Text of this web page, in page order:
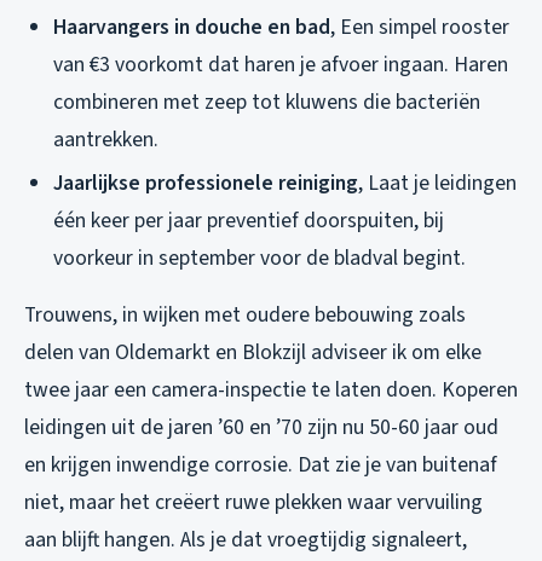
Haarvangers in douche en bad, Een simpel rooster
van €3 voorkomt dat haren je afvoer ingaan. Haren
combineren met zeep tot kluwens die bacteriën
aantrekken.
Jaarlijkse professionele reiniging, Laat je leidingen
één keer per jaar preventief doorspuiten, bij
voorkeur in september voor de bladval begint.
Trouwens, in wijken met oudere bebouwing zoals
delen van Oldemarkt en Blokzijl adviseer ik om elke
twee jaar een camera-inspectie te laten doen. Koperen
leidingen uit de jaren ’60 en ’70 zijn nu 50-60 jaar oud
en krijgen inwendige corrosie. Dat zie je van buitenaf
niet, maar het creëert ruwe plekken waar vervuiling
aan blijft hangen. Als je dat vroegtijdig signaleert,